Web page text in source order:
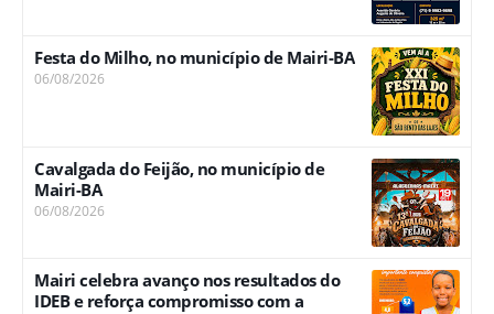
Festa do Milho, no município de Mairi-BA
06/08/2026
Cavalgada do Feijão, no município de
Mairi-BA
06/08/2026
Mairi celebra avanço nos resultados do
IDEB e reforça compromisso com a